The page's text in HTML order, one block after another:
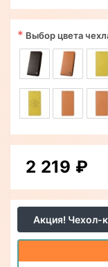
Акция! Чехол-
* Выбор цвета
2 219 ₽